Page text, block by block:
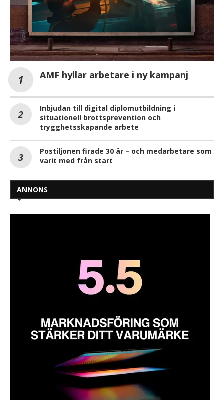
AMF hyllar arbetare i ny kampanj
Inbjudan till digital diplomutbildning i
situationell brottsprevention och
trygghetsskapande arbete
Postiljonen firade 30 år – och medarbetare som
varit med från start
ANNONS